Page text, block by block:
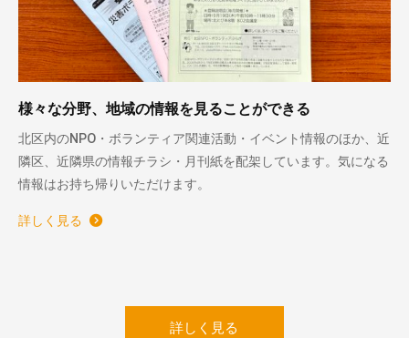
様々な分野、地域の情報を見ることができる
北区内のNPO・ボランティア関連活動・イベント情報のほか、近
隣区、近隣県の情報チラシ・月刊紙を配架しています。気になる
情報はお持ち帰りいただけます。
詳しく見る
詳しく見る